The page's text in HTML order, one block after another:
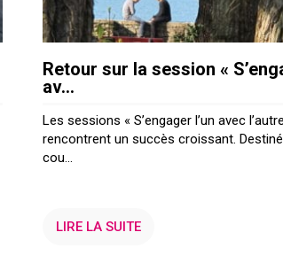
Retour sur la session «
av...
Les sessions « S’engager l’un avec
rencontrent un succès croissant.
cou...
LIRE LA SUITE